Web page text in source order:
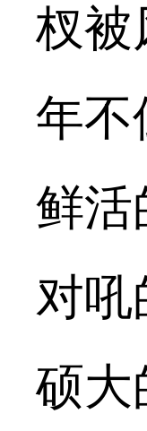
杈被
年不
鲜活
对吼
硕大